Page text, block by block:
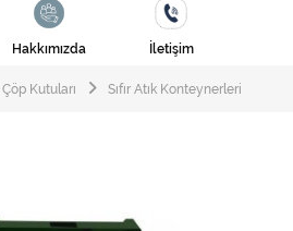
Hakkımızda İletişim
Çöp Kutuları Sıfır Atık Konteynerleri